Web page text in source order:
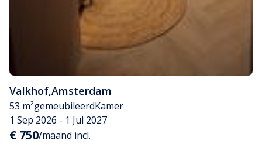
Valkhof,Amsterdam
53 m²gemeubileerdKamer
1 Sep 2026 - 1 Jul 2027
€ 750/maand incl.